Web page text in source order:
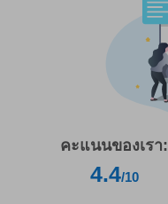
คะแนนของเรา:
4.4/10